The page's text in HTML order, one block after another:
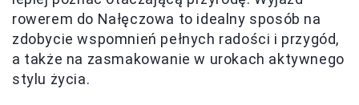
rowerem do Nałęczowa to idealny sposób na
zdobycie wspomnień pełnych radości i przygód,
a także na zasmakowanie w urokach aktywnego
stylu życia.